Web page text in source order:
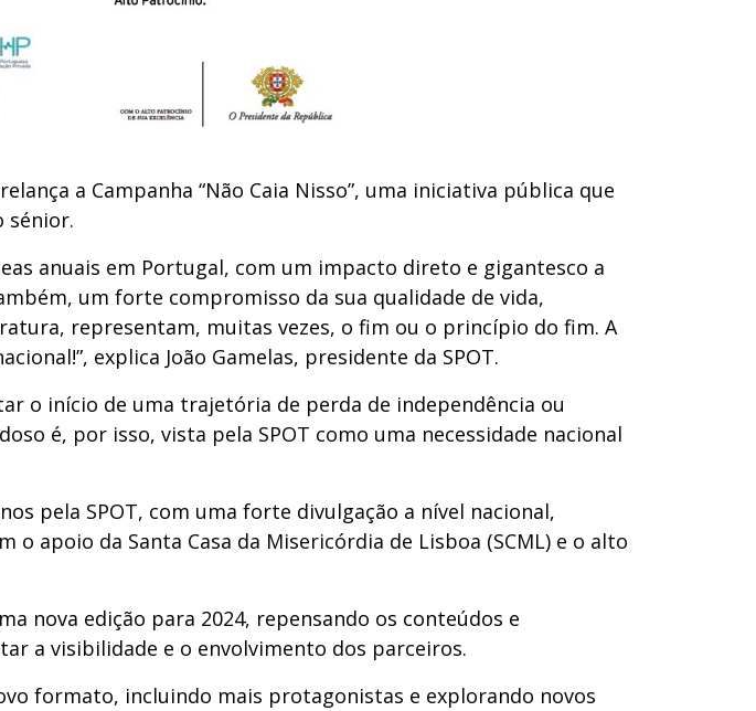
a Campanha “Não Caia Nisso”, uma iniciativa pública que
sénior.
anuais em Portugal, com um impacto direto e gigantesco a
um forte compromisso da sua qualidade de vida,
representam, muitas vezes, o fim ou o princípio do fim. A
explica João Gamelas, presidente da SPOT.
o início de uma trajetória de perda de independência ou
é, por isso, vista pela SPOT como uma necessidade nacional
pela SPOT, com uma forte divulgação a nível nacional,
apoio da Santa Casa da Misericórdia de Lisboa (SCML) e o alto
nova edição para 2024, repensando os conteúdos e
a visibilidade e o envolvimento dos parceiros.
formato, incluindo mais protagonistas e explorando novos